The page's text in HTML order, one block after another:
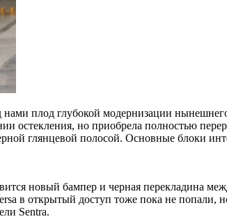
плод глубокой модернизации
остекления, но приобрела полностью
глянцевой полосой. Основные блоки
новый бампер и черная перекладина
в открытый доступ тоже пока не попали,
Sentra.